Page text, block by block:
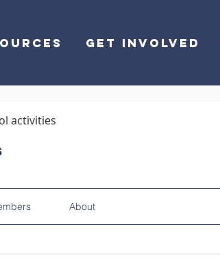
GET INVOLVED
activities
About